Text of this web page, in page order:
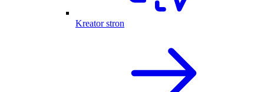
Kreator stron